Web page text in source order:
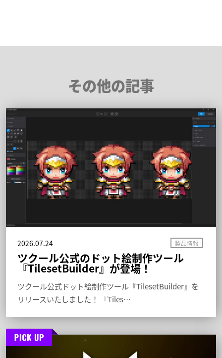
その他の記事
2026.07.24
ツクール公式のドット絵制作ツール
『TilesetBuilder』が登場！
ツクール公式ドット絵制作ツール『TilesetBuilder』を
リリースいたしました！ 『Tiles…